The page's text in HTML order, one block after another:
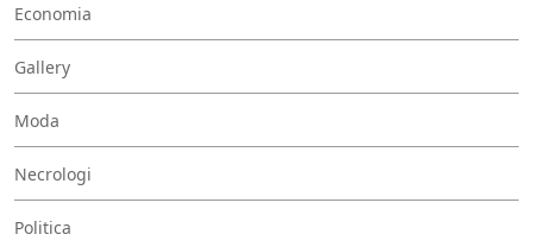
Economia
Gallery
Moda
Necrologi
Politica